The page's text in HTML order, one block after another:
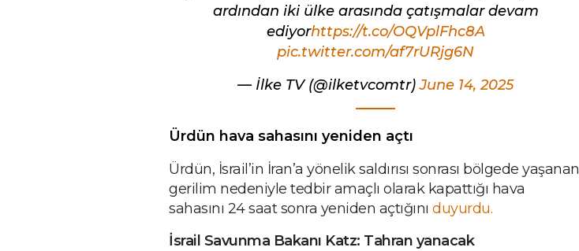
ardından iki ülke arasında çatışmalar devam
ediyorhttps://t.co/OQVplFhc8A
pic.twitter.com/af7rURjg6N
— İlke TV (@ilketvcomtr)June 14, 2025
Ürdün hava sahasını yeniden açtı
Ürdün, İsrail’in İran’a yönelik saldırısı sonrası bölgede yaşanan
gerilim nedeniyle tedbir amaçlı olarak kapattığı hava
sahasını 24 saat sonra yeniden açtığını duyurdu.
İsrail Savunma Bakanı Katz: Tahran yanacak